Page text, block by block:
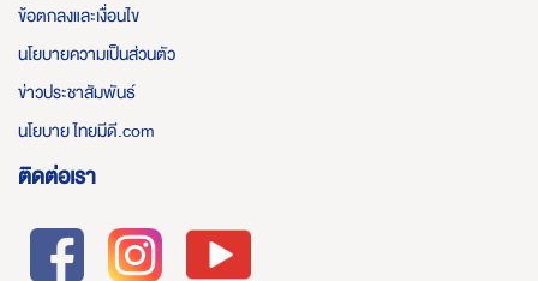
ข้อตกลงและเงื่อนไข
นโยบายความเป็นส่วนตัว
ข่าวประชาสัมพันธ์
นโยบาย ไทยมีดี.com
ติดต่อเรา